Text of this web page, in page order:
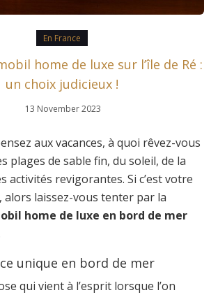
En France
home de luxe sur l’île de Ré :
un choix judicieux !
13 November 2023
aux vacances, à quoi rêvez-vous
plages de sable fin, du soleil, de la
activités revigorantes. Si c’est votre
alors laissez-vous tenter par la
home de luxe en bord de mer
unique en bord de mer
qui vient à l’esprit lorsque l’on